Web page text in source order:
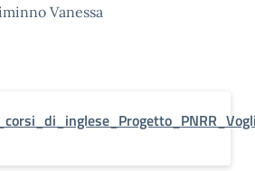
Vanessa